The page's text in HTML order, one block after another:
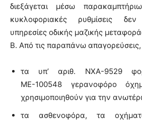
διεξάγεται μέσω
κυκλοφοριακές ρυθμίσεις
υπηρεσίες οδικής μαζικής
Β. Από τις παραπάνω απαγορεύσεις,
τα υπ’ αριθ. ΝΧΑ-9529
ΜΕ-100548 γερανοφόρο
χρησιμοποιηθούν για την
τα ασθενοφόρα, τα